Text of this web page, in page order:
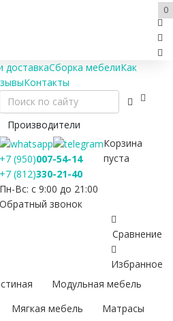
0
доставкаСборка мебелиКак
Контакты
Производители
+7 (950)007-54-14
+7 (812)330-21-40
Пн-Вс: с 9:00 до 21:00
Обратный звонок
Сравнение
Избранное
Корзина
пуста
Модульная мебель
Мягкая мебель
Матрасы